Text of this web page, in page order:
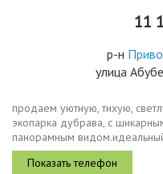
11
р-н
улица
продаем уютную, тихую,
экопарка дубрава, с
панорамным
проживания, так и для
48,2 м2этаж...